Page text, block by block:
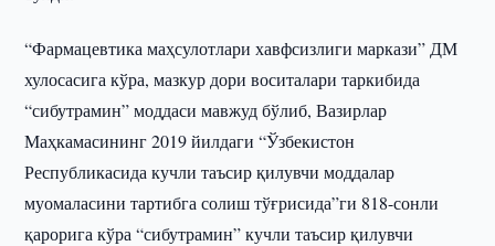
“Фармацевтика маҳсулотлари хавфсизлиги маркази” ДМ
хулосасига кўра, мазкур дори воситалари таркибида
“сибутрамин” моддаси мавжуд бўлиб, Вазирлар
Маҳкамасининг 2019 йилдаги “Ўзбекистон
Республикасида кучли таъсир қилувчи моддалар
муомаласини тартибга солиш тўғрисида”ги 818-сонли
қарорига кўра “сибутрамин” кучли таъсир қилувчи